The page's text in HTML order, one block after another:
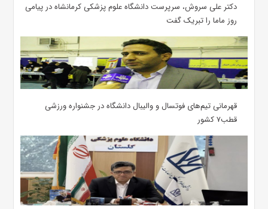
دکتر علی سروش، سرپرست دانشگاه علوم پزشکی کرمانشاه در پیامی
روز ماما را تبریک گفت
قهرمانی تیم‌های فوتسال و والیبال دانشگاه در جشنواره ورزشی
قطب۷ کشور